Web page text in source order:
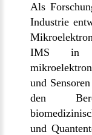
Als
Industrie
IMS in
und
den
und